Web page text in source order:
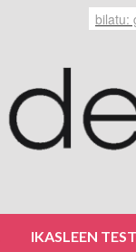
IKASLEEN